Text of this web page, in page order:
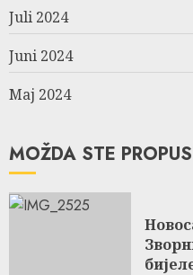
Juli 2024
Juni 2024
Maj 2024
MOŽDA STE